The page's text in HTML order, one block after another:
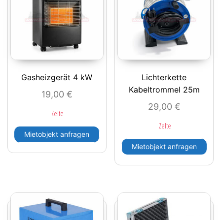
Gasheizgerät 4 kW
19,00 €
Zelte
Mietobjekt anfragen
Lichterkette
Kabeltrommel 25m
29,00 €
Zelte
Mietobjekt anfragen